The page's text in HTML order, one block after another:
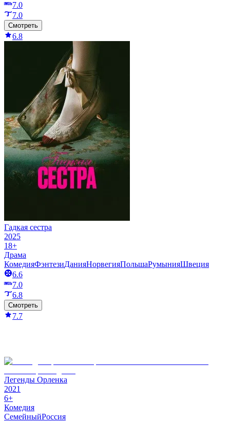
7.0
7.0
Смотреть
6.8
Гадкая сестра
2025
18+
Драма
КомедияФэнтезиДанияНорвегияПольшаРумынияШвеция
6.6
7.0
6.8
Смотреть
7.7
Легенды Орленка
2021
6+
Комедия
СемейныйРоссия